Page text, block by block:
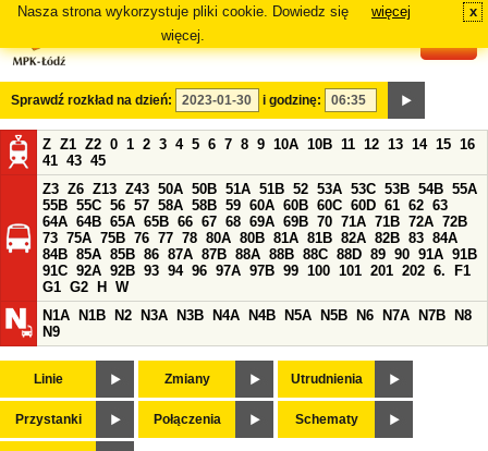
Nasza strona wykorzystuje pliki cookie. Dowiedz się
więcej.
więcej x
Sprawdź rozkład na dzień: i godzinę:
Z Z1 Z2 0 1 2 3 4 5 6 7 8 9 10A 10B 11 12 13 14 15 16
41 43 45
Z3 Z6 Z13 Z43 50A 50B 51A 51B 52 53A 53C 53B 54B 55A
55B 55C 56 57 58A 58B 59 60A 60B 60C 60D 61 62 63
64A 64B 65A 65B 66 67 68 69A 69B 70 71A 71B 72A 72B
73 75A 75B 76 77 78 80A 80B 81A 81B 82A 82B 83 84A
84B 85A 85B 86 87A 87B 88A 88B 88C 88D 89 90 91A 91B
91C 92A 92B 93 94 96 97A 97B 99 100 101 201 202 6.
F1
G1 G2 H
W
N1A
N1B N2 N3A N3B N4A N4B N5A N5B N6 N7A N7B
N8
N9
Linie Zmiany Utrudnienia
Przystanki Połączenia Schematy